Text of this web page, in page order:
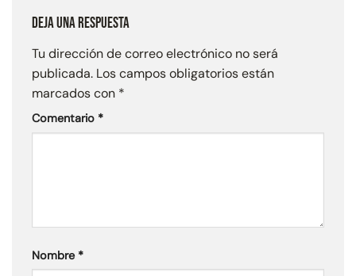
Deja una respuesta
Tu dirección de correo electrónico no será
publicada. Los campos obligatorios están
marcados con *
Comentario *
Nombre *